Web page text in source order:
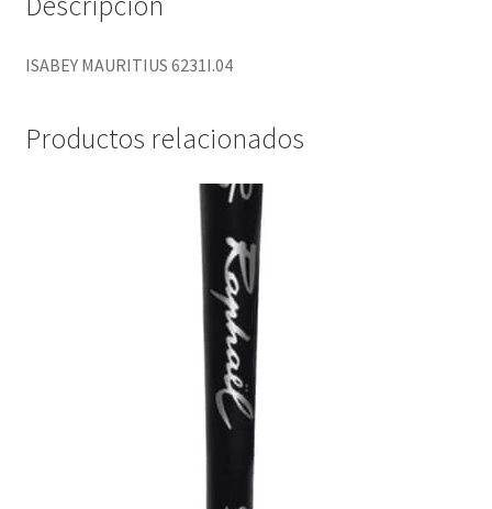
ISABEY MAURITIUS 6231I.04
Productos relacionados